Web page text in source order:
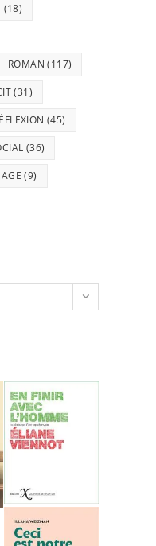
(18)
ROMAN (117)
(31)
(45)
(36)
(9)